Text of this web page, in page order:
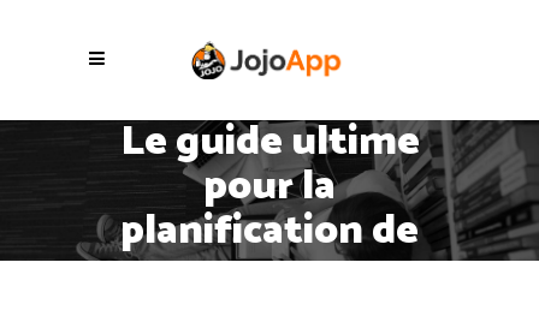
Le guide ultime
pour la
planification de
votre